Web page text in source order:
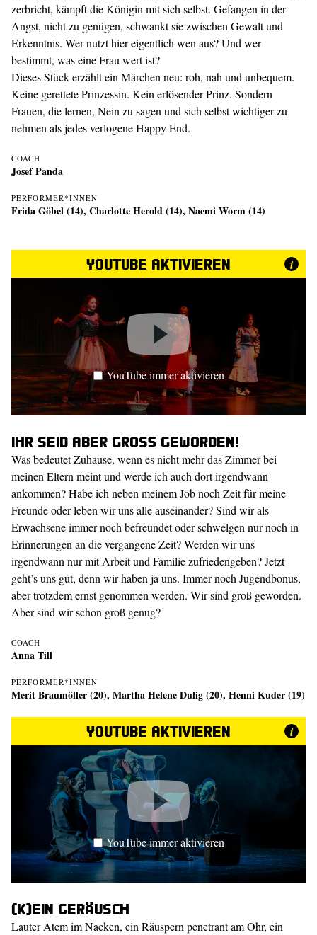
zerbricht, kämpft die Königin mit sich selbst. Gefangen in der
Angst, nicht zu genügen, schwankt sie zwischen Gewalt und
Erkenntnis. Wer nutzt hier eigentlich wen aus? Und wer
bestimmt, was eine Frau wert ist?
Dieses Stück erzählt ein Märchen neu: roh, nah und unbequem.
Keine gerettete Prinzessin. Kein erlösender Prinz. Sondern
Frauen, die lernen, Nein zu sagen und sich selbst wichtiger zu
nehmen als jedes verlogene Happy End.
COACH
Josef Panda
PERFORMER*INNEN
Frida Göbel (14), Charlotte Herold (14), Naemi Worm (14)
YouTube aktivieren i
YouTube immer aktivieren
Ihr seid aber groß geworden!
Was bedeutet Zuhause, wenn es nicht mehr das Zimmer bei
meinen Eltern meint und werde ich auch dort irgendwann
ankommen? Habe ich neben meinem Job noch Zeit für meine
Freunde oder leben wir uns alle auseinander? Sind wir als
Erwachsene immer noch befreundet oder schwelgen nur noch in
Erinnerungen an die vergangene Zeit? Werden wir uns
irgendwann nur mit Arbeit und Familie zufriedengeben? Jetzt
geht’s uns gut, denn wir haben ja uns. Immer noch Jugendbonus,
aber trotzdem ernst genommen werden. Wir sind groß geworden.
Aber sind wir schon groß genug?
COACH
Anna Till
PERFORMER*INNEN
Merit Braumöller (20), Martha Helene Dulig (20), Henni Kuder (19)
YouTube aktivieren i
YouTube immer aktivieren
(K)ein Geräusch
Lauter Atem im Nacken, ein Räuspern penetrant am Ohr, ein